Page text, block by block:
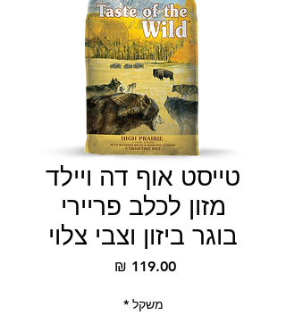
טייסט אוף דה ויילד
מזון לכלב פריירי
בוגר ביזון וצבי צלוי
משקל *